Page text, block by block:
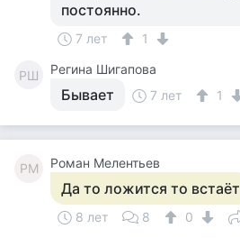
постоянно.
7 лет 1
РШ Регина Шигапова
Бывает 7 лет 1
РМ Роман Мелентьев
Да то ложится то встаёт
8 лет 8
0